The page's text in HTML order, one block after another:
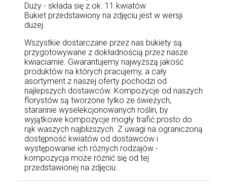
Duży - składa się z ok. 11 kwiatów
Bukiet przedstawiony na zdjęciu jest w wersji
dużej.
Wszystkie dostarczane przez nas bukiety są
przygotowywane z dokładnością przez nasze
kwiaciarnie. Gwarantujemy najwyższą jakość
produktów na których pracujemy, a cały
asortyment z naszej oferty pochodzi od
najlepszych dostawców. Kompozycje od naszych
florystów są tworzone tylko ze świeżych,
starannie wyselekcjonowanych roślin, by
wyjątkowe kompozycje mogły trafić prosto do
rąk waszych najbliższych. Z uwagi na ograniczoną
dostępność kwiatów od dostawców i
występowanie ich różnych rodzajów -
kompozycja może różnić się od tej
przedstawionej na zdjęciu.